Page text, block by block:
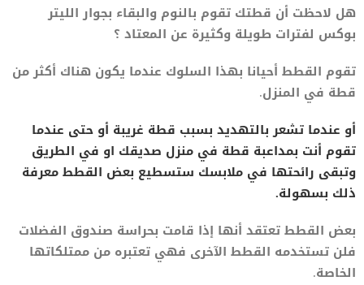
هل لاحظت أن قطتك تقوم بالنوم والبقاء بجوار الليتر
بوكس لفترات طويلة وكثيرة عن المعتاد ؟
تقوم القطط أحيانا بهذا السلوك عندما يكون هناك أكثر من
قطة في المنزل.
أو عندما تشعر بالتهديد بسبب قطة غريبة أو حتى عندما
تقوم أنت بمداعبة قطة في منزل صديقك او في الطريق
وتبقى رائحتها في ملابسك ستسطيع بعض القطط معرفة
ذلك بسهولة.
بعض القطط تعتقد أنها إذا قامت بحراسة صندوق الفضلات
فلن تستخدمه القطط الآخرى فهي تعتبره من ممتلكاتها
الخاصة.